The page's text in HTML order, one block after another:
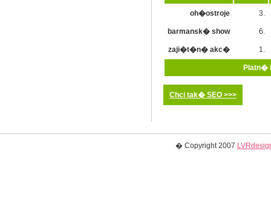
oh�ostroje 3.
barmansk� show 6.
zaji�t�n� akc� 1.
Platn�
Chci tak� SEO >>>
� Copyright 2007